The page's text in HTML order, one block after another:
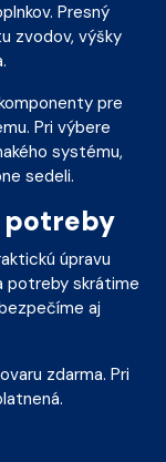
Presný
zvodov, výšky
pre
Pri výbere
systému,
sedeli.
potreby
úpravu
potreby skrátime
aj
zdarma. Pri